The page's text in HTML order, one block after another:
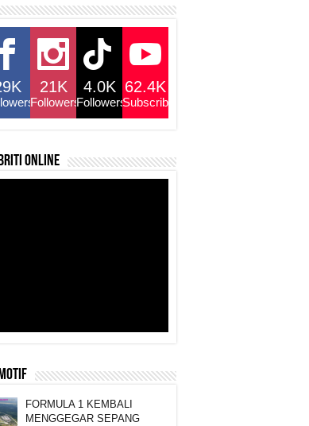
21K
Followers
4.0K
Followers
62.4K
Subscribers
online
FORMULA 1 KEMBALI
MENGGEGAR SEPANG